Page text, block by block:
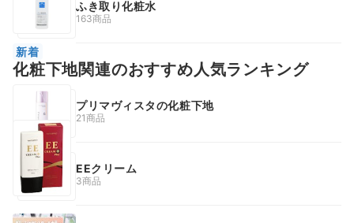
ふき取り化粧水
163商品
新着
化粧下地関連のおすすめ人気ランキング
プリマヴィスタの化粧下地
21商品
EEクリーム
3商品